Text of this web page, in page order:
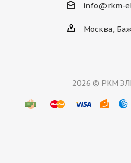
info@rkm-
Москва,
2026 © РКМ